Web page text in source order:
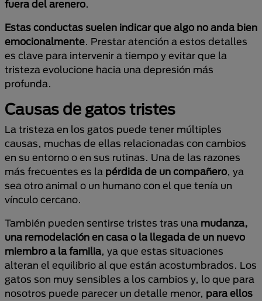
fuera del arenero.
Estas conductas suelen indicar que algo no anda bien
emocionalmente. Prestar atención a estos detalles
es clave para intervenir a tiempo y evitar que la
tristeza evolucione hacia una depresión más
profunda.
Causas de gatos tristes
La tristeza en los gatos puede tener múltiples
causas, muchas de ellas relacionadas con cambios
en su entorno o en sus rutinas. Una de las razones
más frecuentes es la pérdida de un compañero, ya
sea otro animal o un humano con el que tenía un
vínculo cercano.
También pueden sentirse tristes tras una mudanza,
una remodelación en casa o la llegada de un nuevo
miembro a la familia, ya que estas situaciones
alteran el equilibrio al que están acostumbrados. Los
gatos son muy sensibles a los cambios y, lo que para
nosotros puede parecer un detalle menor, para ellos